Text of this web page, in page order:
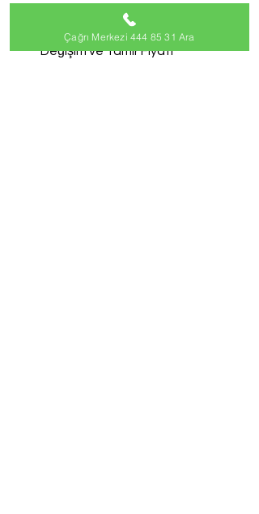
ve Tamir Fiyatı
Protherm Doldurma Musluğu
Değişim ve Tamir Fiyatı
Çağrı Merkezi 444 85 31 Ara